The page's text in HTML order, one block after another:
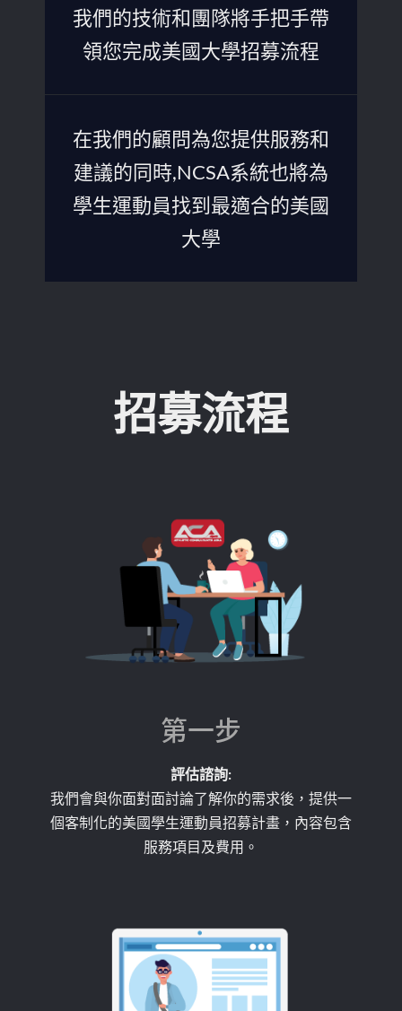
我們的技術和團隊將手把手帶
領您完成美國大學招募流程
在我們的顧問為您提供服務和
建議的同時,NCSA系統也將為
學生運動員找到最適合的美國
大學
招募流程
第一步
評估諮詢:
我們會與你面對面討論了解你的需求後，提供一
個客制化的美國學生運動員招募計畫，內容包含
服務項目及費用。